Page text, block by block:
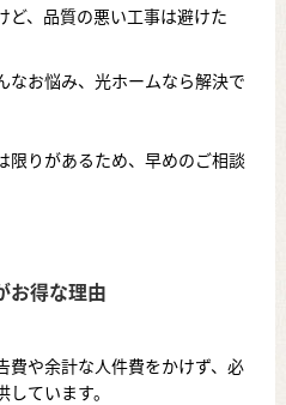
ど、品質の悪い工事は避けた
なお悩み、光ホームなら解決で
限りがあるため、早めのご相談
お得な理由
費や余計な人件費をかけず、必
ています。